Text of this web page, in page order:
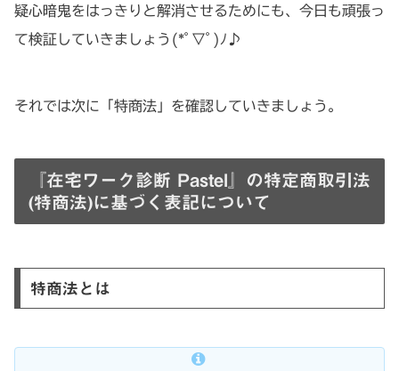
疑心暗鬼をはっきりと解消させるためにも、今日も頑張っ
て検証していきましょう(*ﾟ▽ﾟ)ﾉ♪
それでは次に「特商法」を確認していきましょう。
『在宅ワーク診断 Pastel』の特定商取引法
(特商法)に基づく表記について
特商法とは